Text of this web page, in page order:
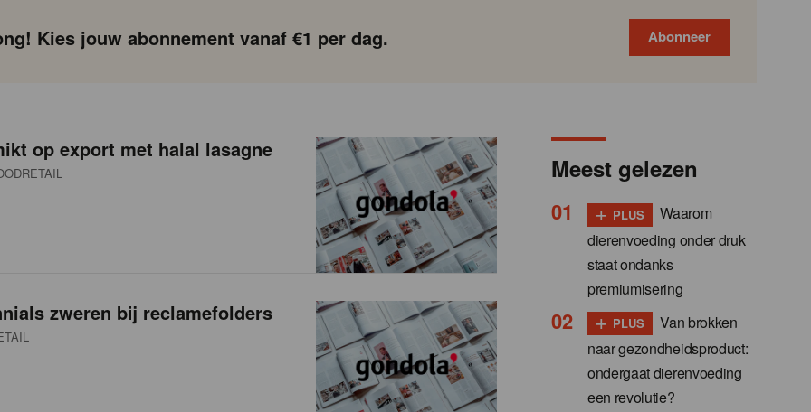
Kies jouw abonnement vanaf €1 per dag. Abonneer
op export met halal lasagne
zweren bij reclamefolders
Meest gelezen
+ PLUS
Waarom
dierenvoeding onder druk
staat ondanks
premiumisering
+ PLUS
Van brokken
naar gezondheidsproduct:
ondergaat dierenvoeding
een revolutie?